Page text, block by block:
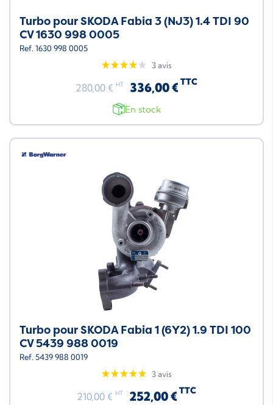
Turbo pour SKODA Fabia 3 (NJ3) 1.4 TDI 90
CV 1630 998 0005
Ref. 1630 998 0005
3 avis
280,00 € HT 336,00 € TTC
En stock
Turbo pour SKODA Fabia 1 (6Y2) 1.9 TDI 100
CV 5439 988 0019
Ref. 5439 988 0019
3 avis
210,00 € HT 252,00 € TTC